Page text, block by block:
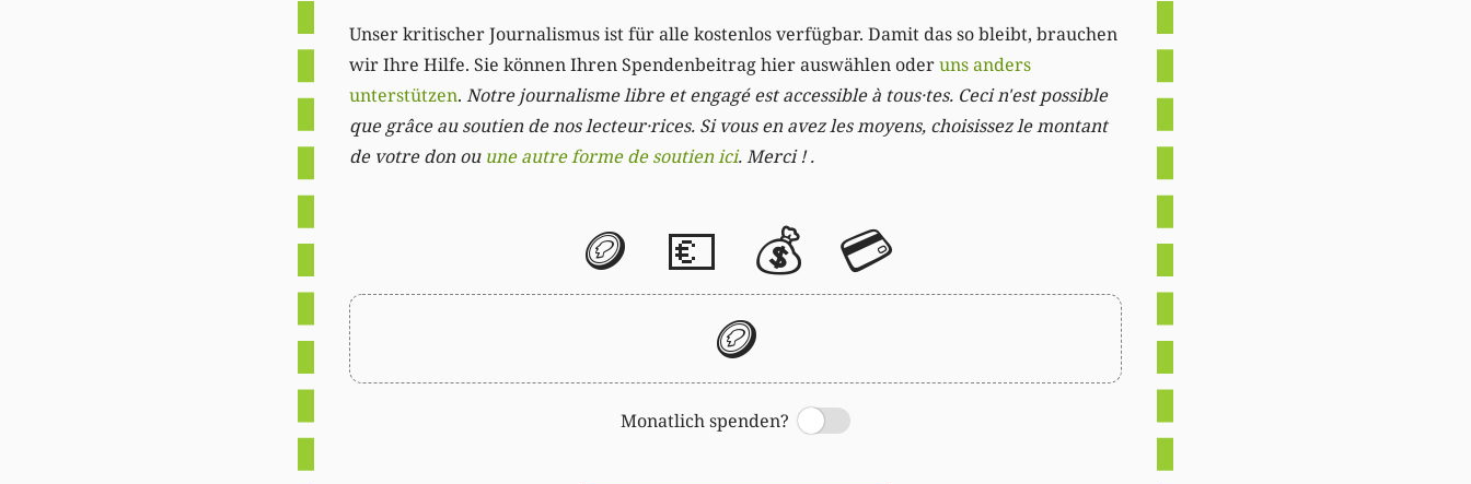
Unser kritischer Journalismus ist für alle kostenlos verfügbar. Damit das so bleibt, brauchen
wir Ihre Hilfe. Sie können Ihren Spendenbeitrag hier auswählen oderuns anders
unterstützen. Notre journalisme libre et engagé est accessible à tous·tes. Ceci n'est possible
que grâce au soutien de nos lecteur·rices. Si vous en avez les moyens, choisissez le montant
de votre don ou une autre forme de soutien ici. Merci ! .
🪙 💶 💰 💳
🪙
Monatlich spenden?
Switch